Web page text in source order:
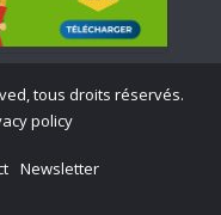
tous droits réservés.
policy
Newsletter